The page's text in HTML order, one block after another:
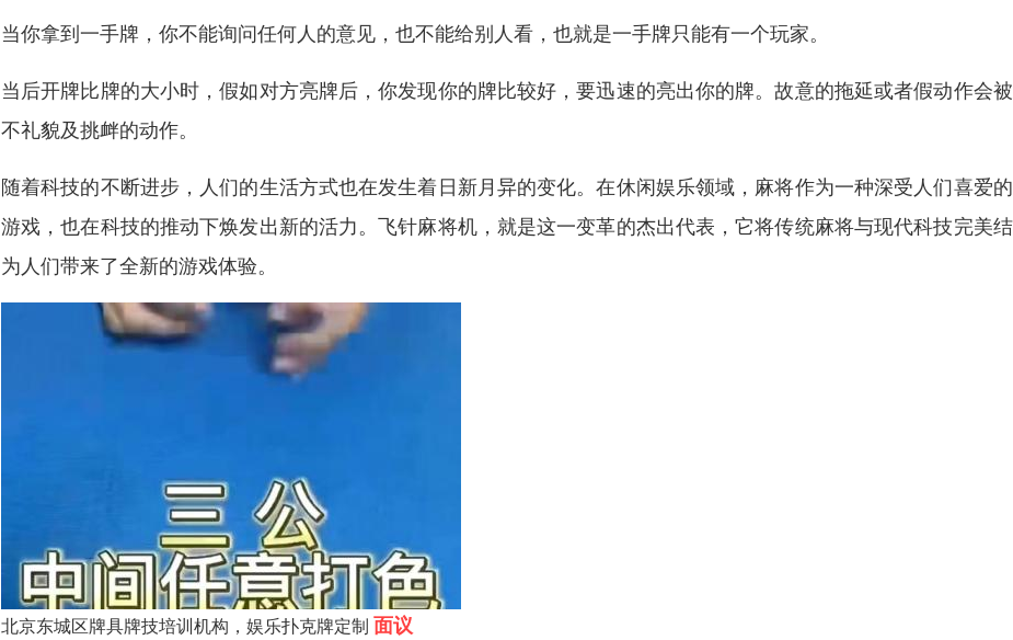
当你拿到一手牌，你不能询问任何人的意见，也不能给别人看，也就是一手牌只能有一个玩家。
当后开牌比牌的大小时，假如对方亮牌后，你发现你的牌比较好，要迅速的亮出你的牌。故意的拖延或者假动作会
不礼貌及挑衅的动作。
随着科技的不断进步，人们的生活方式也在发生着日新月异的变化。在休闲娱乐领域，麻将作为一种深受人们喜爱
游戏，也在科技的推动下焕发出新的活力。飞针麻将机，就是这一变革的杰出代表，它将传统麻将与现代科技完美
为人们带来了全新的游戏体验。
北京东城区牌具牌技培训机构，娱乐扑克牌定制 面议